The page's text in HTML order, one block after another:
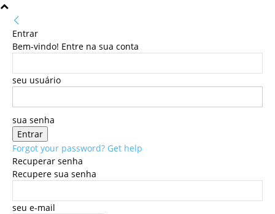
Entrar
Bem-vindo! Entre na sua conta
seu usuário
sua senha
Forgot your password? Get help
Recuperar senha
Recupere sua senha
seu e-mail